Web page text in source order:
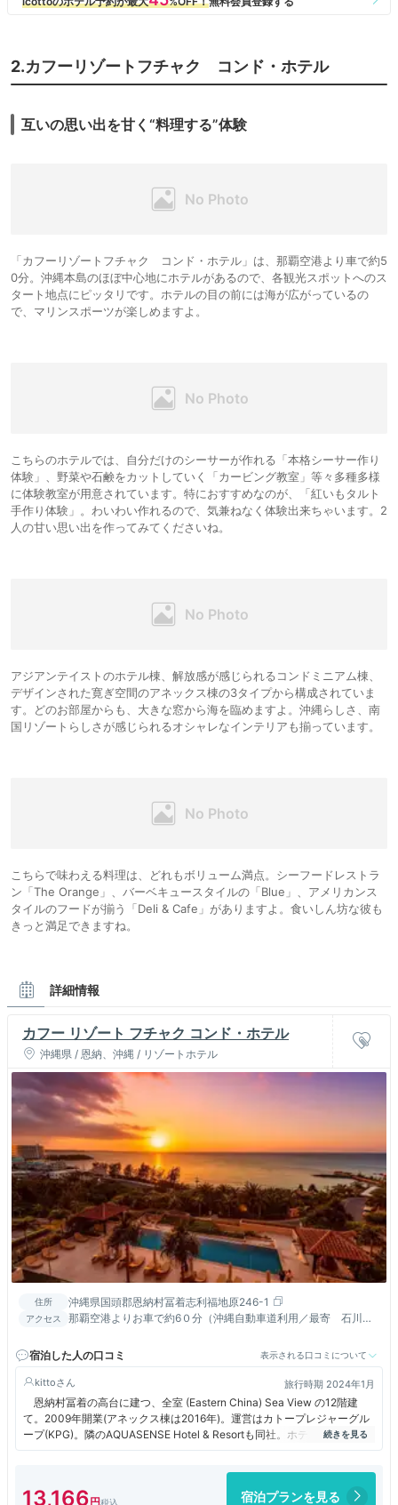
ドブル、アルコールは美味しかったです。
ラウンジ付きでオーシャンビューのお部屋にすれば、満足できるホテルか
なと言う印象でした。
2.カフーリゾートフチャク コンド・ホテル
互いの思い出を甘く“料理する”体験
「カフーリゾートフチャク コンド・ホテル」は、那覇空港より車で約5
0分。沖縄本島のほぼ中心地にホテルがあるので、各観光スポットへのス
タート地点にピッタリです。ホテルの目の前には海が広がっているの
で、マリンスポーツが楽しめますよ。
こちらのホテルでは、自分だけのシーサーが作れる「本格シーサー作り
体験」、野菜や石鹸をカットしていく「カービング教室」等々多種多様
に体験教室が用意されています。特におすすめなのが、「紅いもタルト
手作り体験」。わいわい作れるので、気兼ねなく体験出来ちゃいます。2
人の甘い思い出を作ってみてくださいね。
アジアンテイストのホテル棟、解放感が感じられるコンドミニアム棟、
デザインされた寛ぎ空間のアネックス棟の3タイプから構成されていま
す。どのお部屋からも、大きな窓から海を臨めますよ。沖縄らしさ、南
国リゾートらしさが感じられるオシャレなインテリアも揃っています。
こちらで味わえる料理は、どれもボリューム満点。シーフードレストラ
ン「The Orange」、バーベキュースタイルの「Blue」、アメリカンス
タイルのフードが揃う「Deli & Cafe」がありますよ。食いしん坊な彼も
きっと満足できますね。
詳細情報
カフー リゾート フチャク コンド・ホテル
沖縄県 / 恩納、沖縄 / リゾートホテル
住所 沖縄県国頭郡恩納村冨着志利福地原246-1
アクセス
那覇空港よりお車で約6０分（沖縄自動車道利用／最寄 石川
宿泊した人の口コミ
表示される口コミについて
kitto 旅行時期 2024年1月
恩納村冨着の高台に建つ、全室 (Eastern China) Sea View の12階建
て。2009年開業(アネックス棟は2016年)。運営はカトープレジャーグル
ープ(KPG)。隣のAQUASENSE Hotel & Resortも同社。ホテル棟(H棟;121
室)、コンドミニアム棟(C棟;128室)、アネックス棟(A棟;84室)の３棟から
ートの内、5つは「Premium」「Corner」といった上級グレードになるの
13,166 宿泊プランを見る